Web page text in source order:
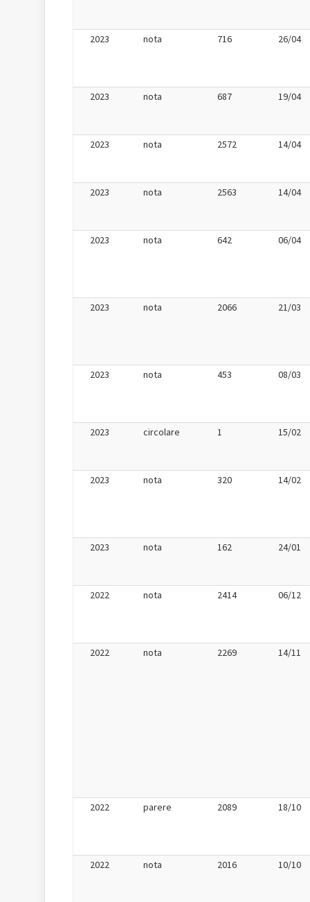
2023 nota 716 26/04
2023 nota 687 19/04
2023 nota 2572 14/04
2023 nota 2563 14/04
2023 nota 642 06/04
2023 nota 2066 21/03
2023 nota 453 08/03
2023 circolare 1 15/02
2023 nota 320 14/02
2023 nota 162 24/01
2022 nota 2414 06/12
2022 nota 2269 14/11
2022 parere 2089 18/10
2022 nota 2016 10/10